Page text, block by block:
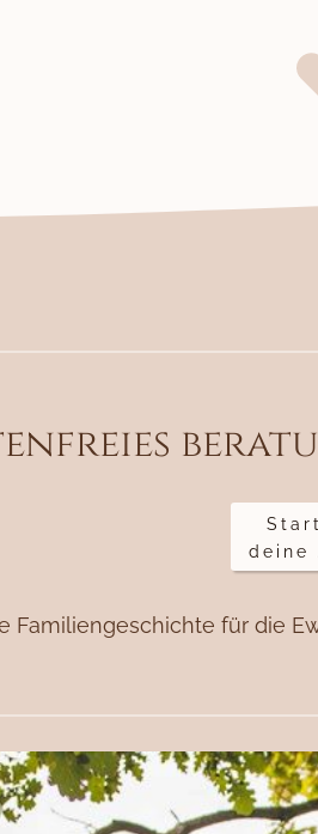
deine
Familiengeschichte für die